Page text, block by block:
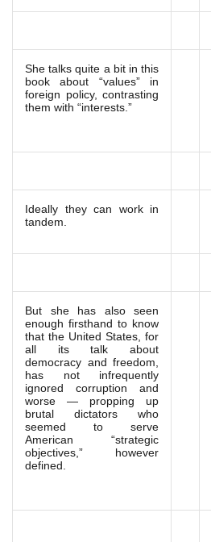
She talks quite a bit in this
book about “values” in
foreign policy, contrasting
them with “interests.”
Ideally they can work in
tandem.
But she has also seen
enough firsthand to know
that the United States, for
all its talk about
democracy and freedom,
has not infrequently
ignored corruption and
worse — propping up
brutal dictators who
seemed to serve
American “strategic
objectives,” however
defined.